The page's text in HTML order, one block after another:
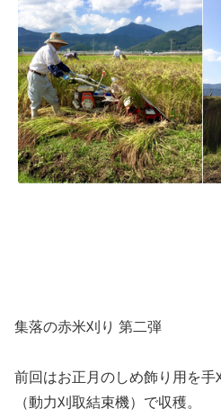
集落の赤米刈り 第二弾
前回はお正月のしめ飾り用を
（動力刈取結束機）で収穫。